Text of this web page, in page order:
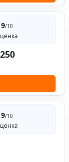
9/10
9/10